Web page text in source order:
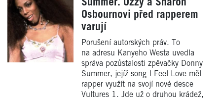
Summer. Ozzy a Sharon
Osbournovi před rapperem
varují
Porušení autorských práv. To
na adresu Kanyeho Westa uvedla
správa pozůstalosti zpěvačky Donny
Summer, jejíž song I Feel Love měl
rapper využít na svojí nové desce
Vultures 1. Jde už o druhou krádež,